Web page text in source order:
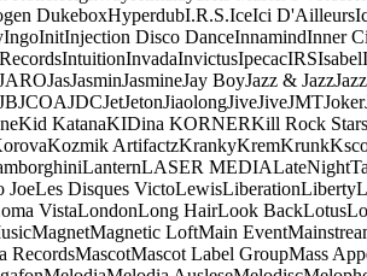
DukeboxHyperdubI.R.S.IceIci D'Ailleurs
IngoInitInjection Disco DanceInnamindInner
IntuitionInvadaInvictusIpecacIRSIsabel
JasJasminJasmineJay BoyJazz & Jazz
JCOAJDCJetJetonJiaolongJiveJiveJMTJoker
Kid KatanaKIDina KORNERKill Rock Stars
Kozmik ArtifactzKrankyKremKrunk
LanternLASER MEDIA
JoeLes Disques VictoLewisLiberationLiberty
VistaLondonLong HairLook BackLotus
MagnetMagnetic LoftMain Event
RecordsMascotMascot Label GroupMass